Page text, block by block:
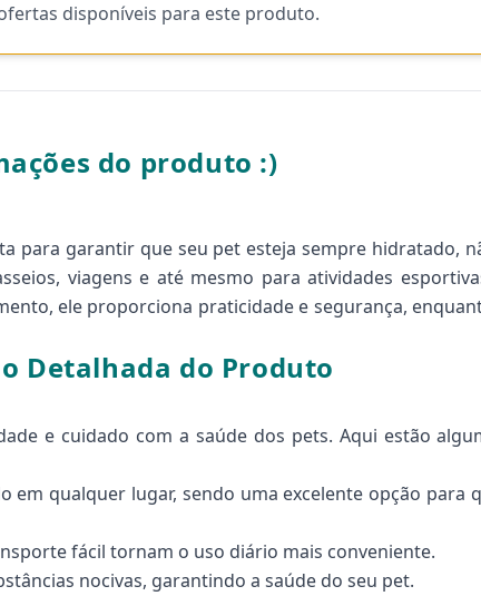
disponíveis para este produto.
do produto :)
para garantir que seu pet esteja sempre hidratado,
viagens e até mesmo para atividades
ele proporciona praticidade e segurança,
Detalhada do Produto
e cuidado com a saúde dos pets. Aqui estão
em qualquer lugar, sendo uma excelente opção para
fácil tornam o uso diário mais conveniente.
nocivas, garantindo a saúde do seu pet.